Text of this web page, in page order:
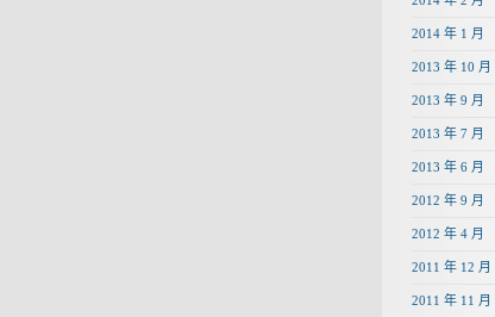
2014 年 1 月
2013 年 10 月
2013 年 9 月
2013 年 7 月
2013 年 6 月
2012 年 9 月
2012 年 4 月
2011 年 12 月
2011 年 11 月